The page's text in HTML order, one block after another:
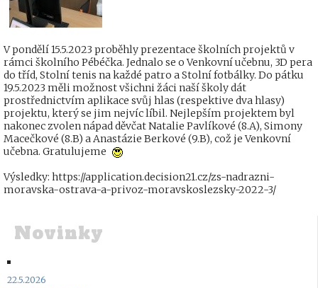
V pondělí 15.5.2023 proběhly prezentace školních projektů v
rámci školního Pébéčka. Jednalo se o Venkovní učebnu, 3D pera
do tříd, Stolní tenis na každé patro a Stolní fotbálky. Do pátku
19.5.2023 měli možnost všichni žáci naší školy dát
prostřednictvím aplikace svůj hlas (respektive dva hlasy)
projektu, který se jim nejvíc líbil. Nejlepším projektem byl
nakonec zvolen nápad děvčat Natalie Pavlíkové (8.A), Simony
Macečkové (8.B) a Anastázie Berkové (9.B), což je Venkovní
učebna. Gratulujeme
Výsledky: https://application.decision21.cz/zs-nadrazni-
moravska-ostrava-a-privoz-moravskoslezsky-2022-3/
Novinky
22.5.2026